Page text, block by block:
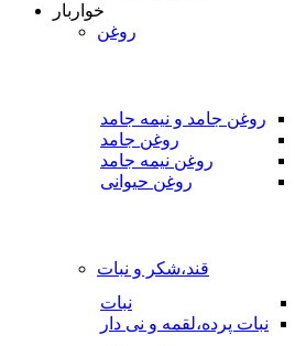
خواربار
روغن
روغن جامد و نیمه جامد
روغن جامد
روغن نیمه جامد
روغن حیوانی
قند،شکر و نبات
نبات
نبات پرده،لقمه و نی دار